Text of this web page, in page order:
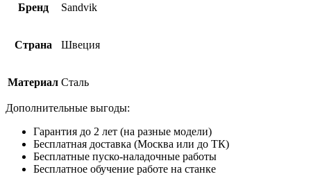
Бренд Sandvik
Страна Швеция
Материал Сталь
Дополнительные выгоды:
Гарантия до 2 лет (на разные модели)
Бесплатная доставка (Москва или до ТК)
Бесплатные пуско-наладочные работы
Бесплатное обучение работе на станке